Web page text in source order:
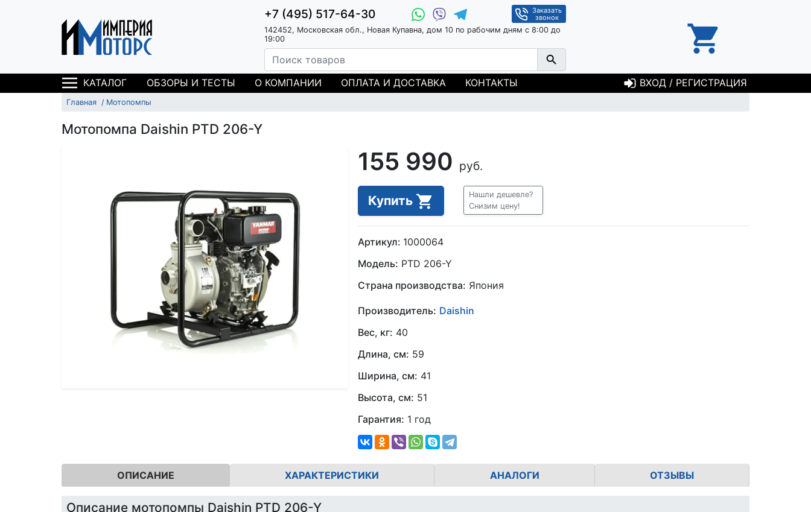
+7 (495) 517-64-30
Заказать
звонок
142452, Московская обл., Новая Купавна, дом 10 по рабочим дням с 8:00 до
19:00
КАТАЛОГ ОБЗОРЫ И ТЕСТЫ О КОМПАНИИ ОПЛАТА И ДОСТАВКА КОНТАКТЫ ВХОД / РЕГИСТРАЦИЯ
Главная Мотопомпы
Мотопомпа Daishin PTD 206-Y
155 990 руб.
Купить
Нашли дешевле?
Снизим цену!
Артикул: 1000064
Модель: PTD 206-Y
Страна производства: Япония
Производитель: Daishin
Вес, кг: 40
Длина, см: 59
Ширина, см: 41
Высота, см: 51
Гарантия: 1 год
ОПИСАНИЕ ХАРАКТЕРИСТИКИ АНАЛОГИ ОТЗЫВЫ
Описание мотопомпы Daishin PTD 206-Y